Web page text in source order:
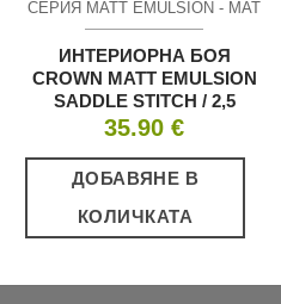
СЕРИЯ MATT EMULSION - МАТ
ИНТЕРИОРНА БОЯ
CROWN MATT EMULSION
SADDLE STITCH / 2,5
35.90 €
ДОБАВЯНЕ В
КОЛИЧКАТА